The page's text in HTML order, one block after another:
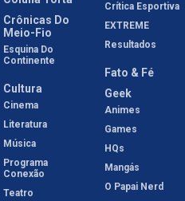
Crônicas Do
Meio-Fio
Esquina Do
Continente
Cultura
Cinema
Literatura
Música
Programa
Conexão
Teatro
Crítica Esportiva
EXTREME
Resultados
Fato & Fé
Geek
Animes
Games
HQs
Mangás
O Papai Nerd